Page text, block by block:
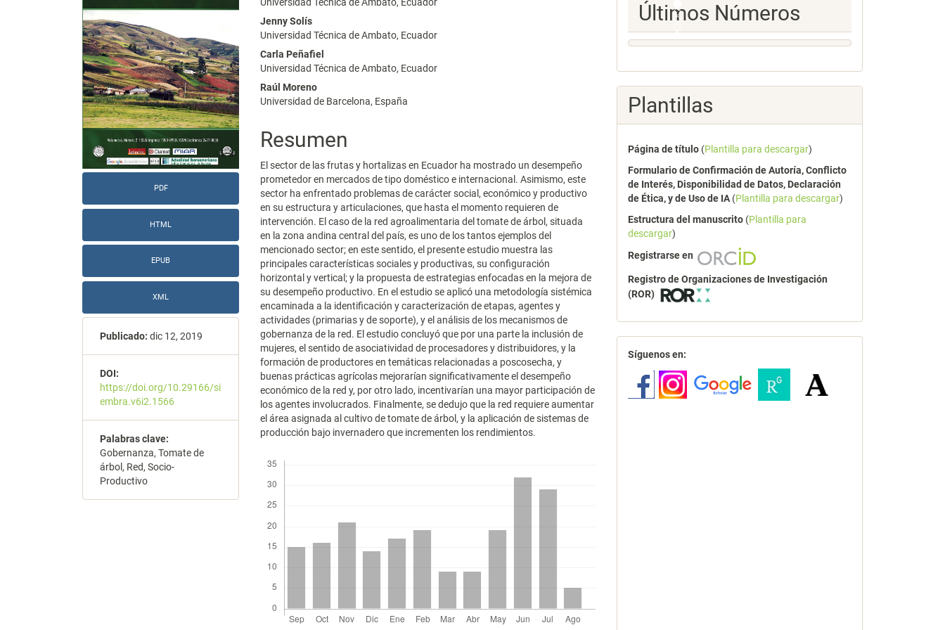
del
artículo
PDF
HTML
EPUB
XML
Publicado: dic 12, 2019
DOI:
https://doi.org/10.29166/si
embra.v6i2.1566
Palabras clave:
Gobernanza, Tomate de
árbol, Red, Socio-
Productivo
del
artículo
Jenny Solís
Universidad Técnica de Ambato, Ecuador
Carla Peñafiel
Universidad Técnica de Ambato, Ecuador
Raúl Moreno
Universidad de Barcelona, España
Resumen
El sector de las frutas y hortalizas en Ecuador ha mostrado un desempeño
prometedor en mercados de tipo doméstico e internacional. Asimismo, este
sector ha enfrentado problemas de carácter social, económico y productivo
en su estructura y articulaciones, que hasta el momento requieren de
intervención. El caso de la red agroalimentaria del tomate de árbol, situada
en la zona andina central del país, es uno de los tantos ejemplos del
mencionado sector; en este sentido, el presente estudio muestra las
principales características sociales y productivas, su configuración
horizontal y vertical; y la propuesta de estrategias enfocadas en la mejora de
su desempeño productivo. En el estudio se aplicó una metodología sistémica
encaminada a la identificación y caracterización de etapas, agentes y
actividades (primarias y de soporte), y el análisis de los mecanismos de
gobernanza de la red. El estudio concluyó que por una parte la inclusión de
mujeres, el sentido de asociatividad de procesadores y distribuidores, y la
formación de productores en temáticas relacionadas a poscosecha, y
buenas prácticas agrícolas mejorarían significativamente el desempeño
económico de la red y, por otro lado, incentivarían una mayor participación de
los agentes involucrados. Finalmente, se dedujo que la red requiere aumentar
el área asignada al cultivo de tomate de árbol, y la aplicación de sistemas de
producción bajo invernadero que incrementen los rendimientos.
Numeros
Últimos Números
Plantillas
Página de título (Plantilla para descargar)
Formulario de Confirmación de Autoría, Conflicto
de Interés, Disponibilidad de Datos, Declaración
de Ética, y de Uso de IA (Plantilla para descargar)
Estructura del manuscrito (Plantilla para
descargar)
Registrarse en
Registro de Organizaciones de Investigación
(ROR)
redes
Síguenos en: